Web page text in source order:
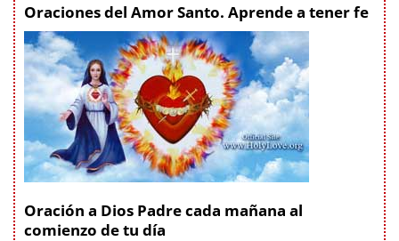
Oraciones del Amor Santo. Aprende a tener fe
Oración a Dios Padre cada mañana al
comienzo de tu día